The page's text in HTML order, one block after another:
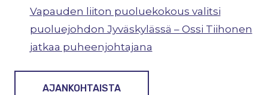
Vapauden liiton puoluekokous valitsi
puoluejohdon Jyväskylässä – Ossi Tiihonen
jatkaa puheenjohtajana
AJANKOHTAISTA